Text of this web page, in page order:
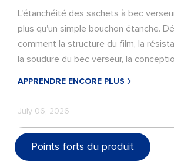
fermeture
L'étanchéité des sachets à bec
plus qu'un simple bouchon étanche.
comment la structure du film, la
la soudure du bec verseur, la
APPRENDRE ENCORE PLUS
July 06, 2026
Points forts du produit